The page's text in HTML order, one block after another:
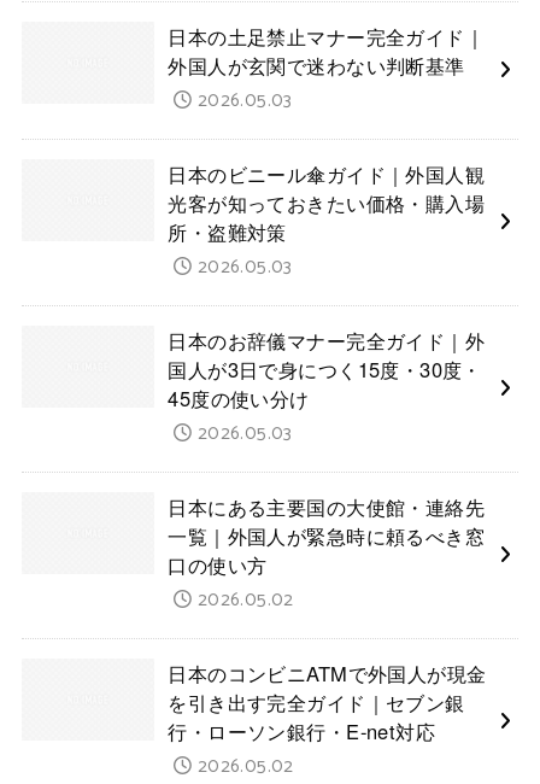
日本の土足禁止マナー完全ガイド｜
外国人が玄関で迷わない判断基準
2026.05.03
日本のビニール傘ガイド｜外国人観
光客が知っておきたい価格・購入場
所・盗難対策
2026.05.03
日本のお辞儀マナー完全ガイド｜外
国人が3日で身につく15度・30度・
45度の使い分け
2026.05.03
日本にある主要国の大使館・連絡先
一覧｜外国人が緊急時に頼るべき窓
口の使い方
2026.05.02
日本のコンビニATMで外国人が現金
を引き出す完全ガイド｜セブン銀
行・ローソン銀行・E-net対応
2026.05.02